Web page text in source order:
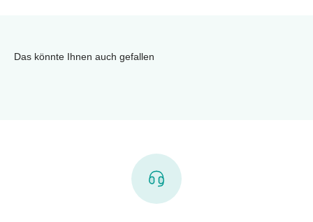
Das könnte Ihnen auch gefallen